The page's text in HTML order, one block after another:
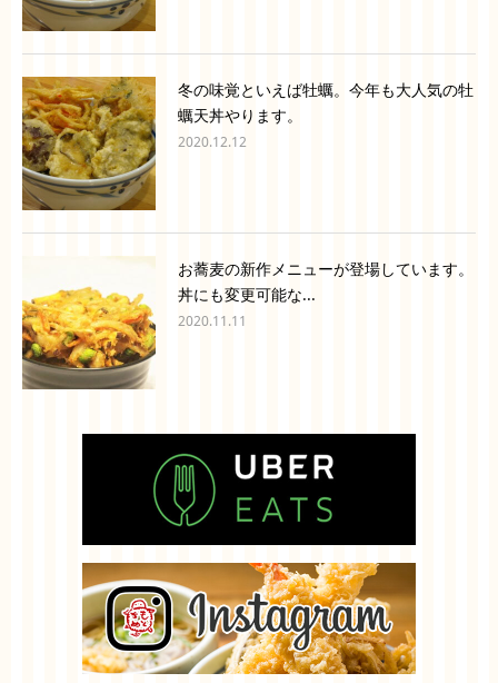
冬の味覚といえば牡蠣。今年も大人気の牡
蠣天丼やります。
2020.12.12
お蕎麦の新作メニューが登場しています。
丼にも変更可能な...
2020.11.11